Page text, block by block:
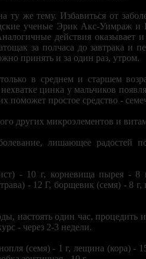
же тему. Избавиться от
ученые Эрик Акс-Уимраж и
действия оказывает
за полчаса до завтрака и
принять и за один раз, утром.
в среднем и старшем
цинка у мальчиков
поможет простое средство -
других микроэлементов и
лишающее
- 10 г, корневища пырея - 8
- 12 Г, борщевик (семя) - 8 г,
настоять один час, процедить
- через 2-3 недели.
(семя) - 1 г, лещина (кора) -